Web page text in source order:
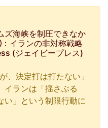
ズ海峡を制圧できなか
イランの非対称戦略
(ジェイビープレス)
、決定打は打たない」
イランは「揺さぶる
い」という制限行動に